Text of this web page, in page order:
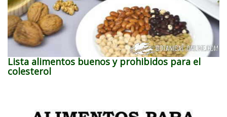
Lista alimentos buenos y prohibidos para el
colesterol